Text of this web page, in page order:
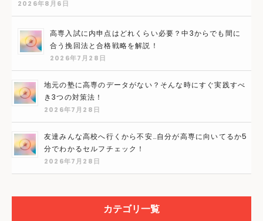
2026年8月6日
高専入試に内申点はどれくらい必要？中3からでも間に
合う挽回法と合格戦略を解説！
2026年7月28日
地元の塾に高専のデータがない？そんな時にすぐ実践すべ
き3つの対策法！
2026年7月28日
友達みんな高校へ行くから不安…自分が高専に向いてるか5
分でわかるセルフチェック！
2026年7月28日
カテゴリ一覧